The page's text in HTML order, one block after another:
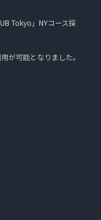
Tokyo」NYコース採
が可能となりました。